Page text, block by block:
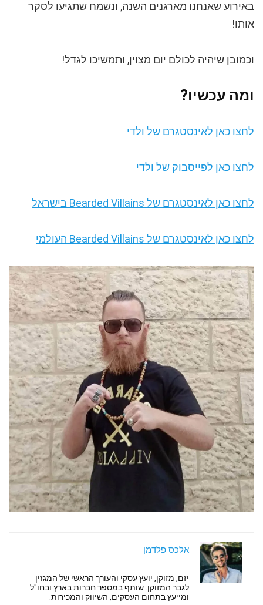
באירוע שאנחנו מארגנים השנה, ונשמח שתגיעו לסקר
אותו!
וכמובן שיהיה לכולם יום מצוין, ותמשיכו לגדל!
ומה עכשיו?
לחצו כאן לאינסטגרם של ולדי
לחצו כאן לפייסבוק של ולדי
לחצו כאן לאינסטגרם של Bearded Villains בישראל
לחצו כאן לאינסטגרם של Bearded Villains העולמי
אלכס פלדמן
יזם, מזוקן, יועץ עסקי והעורך הראשי של המגזין
לגבר המזוקן. שותף במספר חברות בארץ ובחו"ל
ומייעץ בתחום העסקים, השיווק והמכירות.